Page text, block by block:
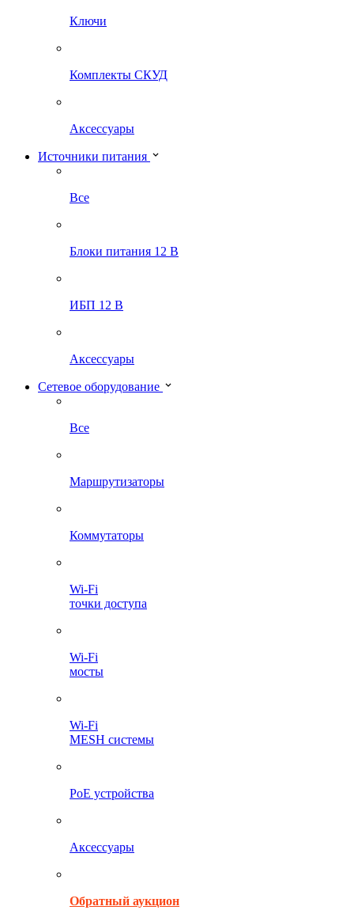
Ключи
Комплекты СКУД
Аксессуары
Источники питания
Все
Блоки питания 12 В
ИБП 12 В
Аксессуары
Сетевое оборудование
Все
Маршрутизаторы
Коммутаторы
Wi-Fi
точки доступа
Wi-Fi
мосты
Wi-Fi
MESH системы
PoE устройства
Аксессуары
Обратный аукцион